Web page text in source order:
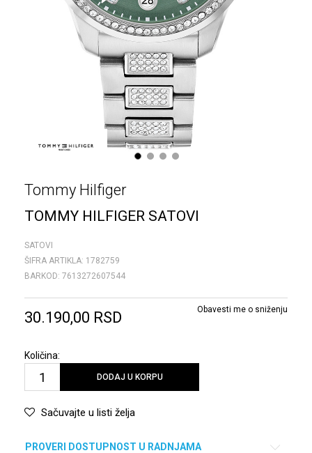
1 2 3 4
Tommy Hilfiger
TOMMY HILFIGER SATOVI
SATOVI
ŠIFRA ARTIKLA: 1782759
BARKOD: 7613272607544
30.190,00 RSD Obavesti me o sniženju
Količina:
DODAJ U KORPU
Sačuvajte u listi želja
PROVERI DOSTUPNOST U RADNJAMA